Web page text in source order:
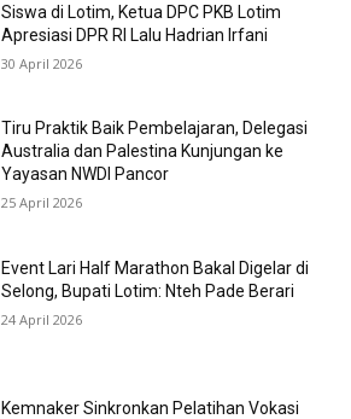
Siswa di Lotim, Ketua DPC PKB Lotim
Apresiasi DPR RI Lalu Hadrian Irfani
30 April 2026
Tiru Praktik Baik Pembelajaran, Delegasi
Australia dan Palestina Kunjungan ke
Yayasan NWDI Pancor
25 April 2026
Event Lari Half Marathon Bakal Digelar di
Selong, Bupati Lotim: Nteh Pade Berari
24 April 2026
Kemnaker Sinkronkan Pelatihan Vokasi